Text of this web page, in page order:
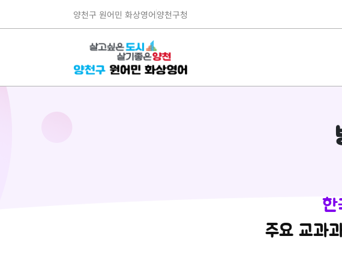
양천구 원어민 화상영어 양천구청
한
주요 교과